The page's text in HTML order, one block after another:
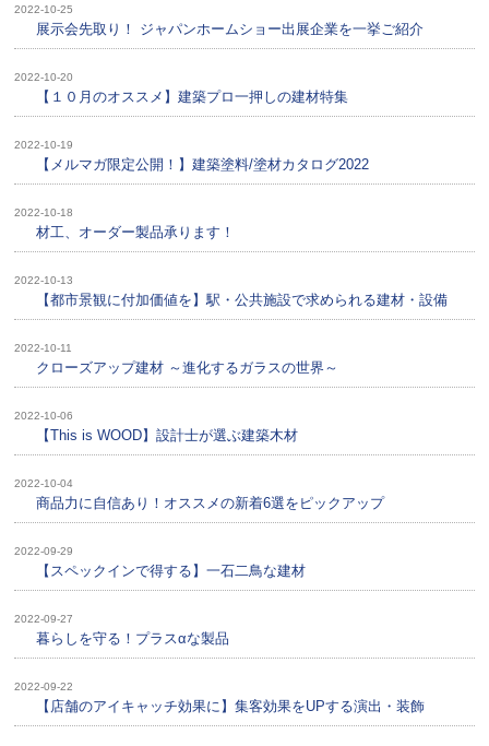
2022-10-25
展示会先取り！ ジャパンホームショー出展企業を一挙ご紹介
2022-10-20
【１０月のオススメ】建築プロ一押しの建材特集
2022-10-19
【メルマガ限定公開！】建築塗料/塗材カタログ2022
2022-10-18
材工、オーダー製品承ります！
2022-10-13
【都市景観に付加価値を】駅・公共施設で求められる建材・設備
2022-10-11
クローズアップ建材 ～進化するガラスの世界～
2022-10-06
【This is WOOD】設計士が選ぶ建築木材
2022-10-04
商品力に自信あり！オススメの新着6選をピックアップ
2022-09-29
【スペックインで得する】一石二鳥な建材
2022-09-27
暮らしを守る！プラスαな製品
2022-09-22
【店舗のアイキャッチ効果に】集客効果をUPする演出・装飾